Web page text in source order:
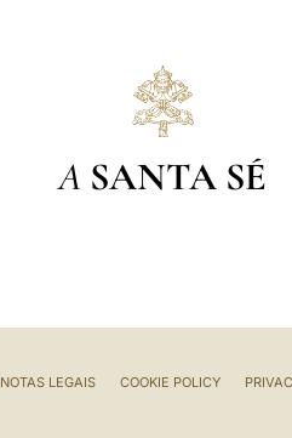
A SANTA SÉ
NOTAS LEGAIS COOKIE POLICY